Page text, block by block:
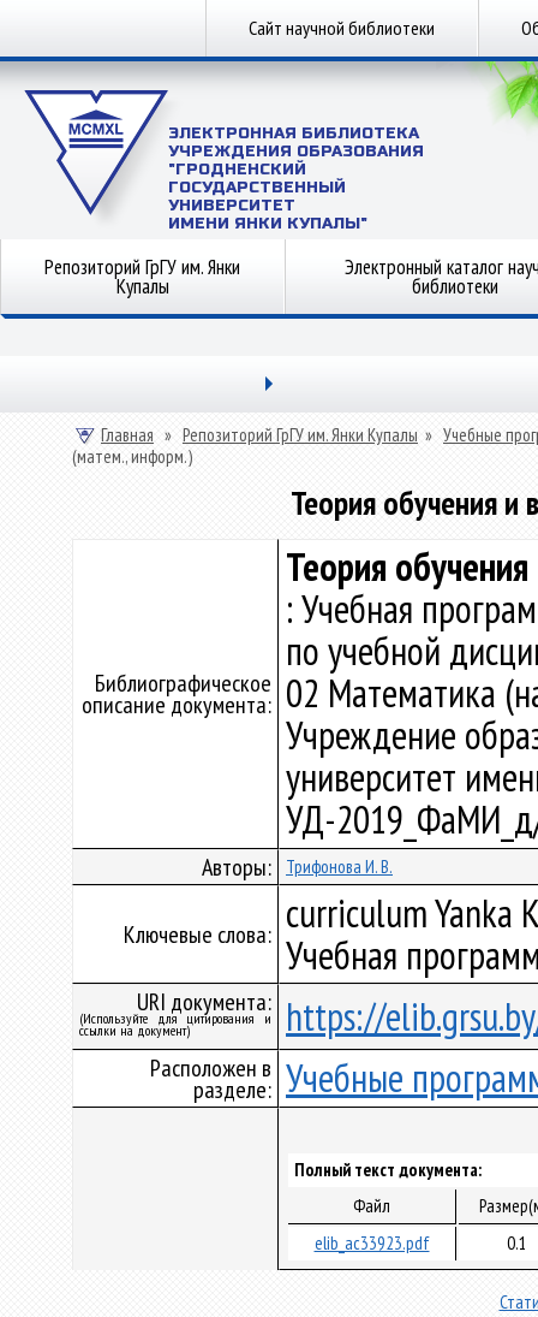
Сайт научной библиотеки
ЭЛЕКТРОННАЯ БИБЛИОТЕКА
УЧРЕЖДЕНИЯ ОБРАЗОВАНИЯ
"ГРОДНЕНСКИЙ
ГОСУДАРСТВЕННЫЙ
УНИВЕРСИТЕТ
ИМЕНИ ЯНКИ КУПАЛЫ"
Репозиторий ГрГУ им. Янки
Купалы
Электронный каталог
библиотеки
Главная » Репозиторий ГрГУ им. Янки Купалы » Учебные
(матем., информ.)
Теория обучения и
Библиографическое
описание документа:
Теория
: Учебная
по учебной
02 Математика
Учреждение
университет
УД-
Авторы: Трифонова И. В.
Ключевые слова: curriculum Yanka
Учебная
URI документа:
(Используйте для цитирования и
ссылки на документ) https://
Расположен в
разделе: Учебные
Полный текст документа:
Файл
elib_ac33923.pdf
0.1